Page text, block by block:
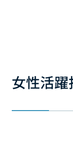
女性活躍